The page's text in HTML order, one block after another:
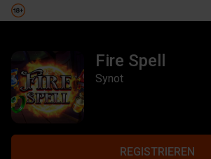
Fire Spell
Synot
REGISTRIEREN